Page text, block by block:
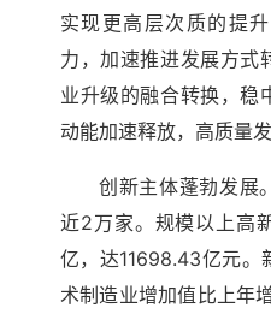
实现更高层次质的提
力，加速推进发展方式
业升级的融合转换，稳
动能加速释放，高质量发
创新主体蓬勃发展
近2万家。规模以上高
亿，达11698.43亿元。
术制造业增加值比上年